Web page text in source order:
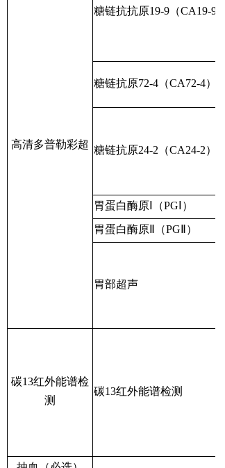
高清多普勒彩超
糖链抗抗原19-9（CA19-9）
糖链抗原72-4（CA72-4）
糖链抗原24-2（CA24-2）
胃蛋白酶原Ⅰ（PGⅠ）
胃蛋白酶原Ⅱ（PGⅡ）
胃部超声
碳13红外能谱检
测
碳13红外能谱检测